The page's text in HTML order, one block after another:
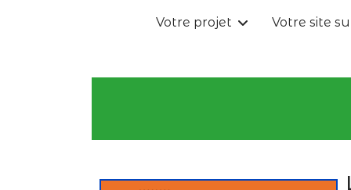
Votre projet Votre site